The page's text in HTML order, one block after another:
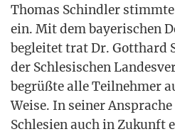
Tho­mas Schind­ler
ein. Mit dem baye­ri­schen
beglei­tet trat Dr. Gott­hard
der Schle­si­schen
begrüß­te alle Teil­neh­mer
Wei­se. In sei­ner
Schle­si­en auch in Zukunft